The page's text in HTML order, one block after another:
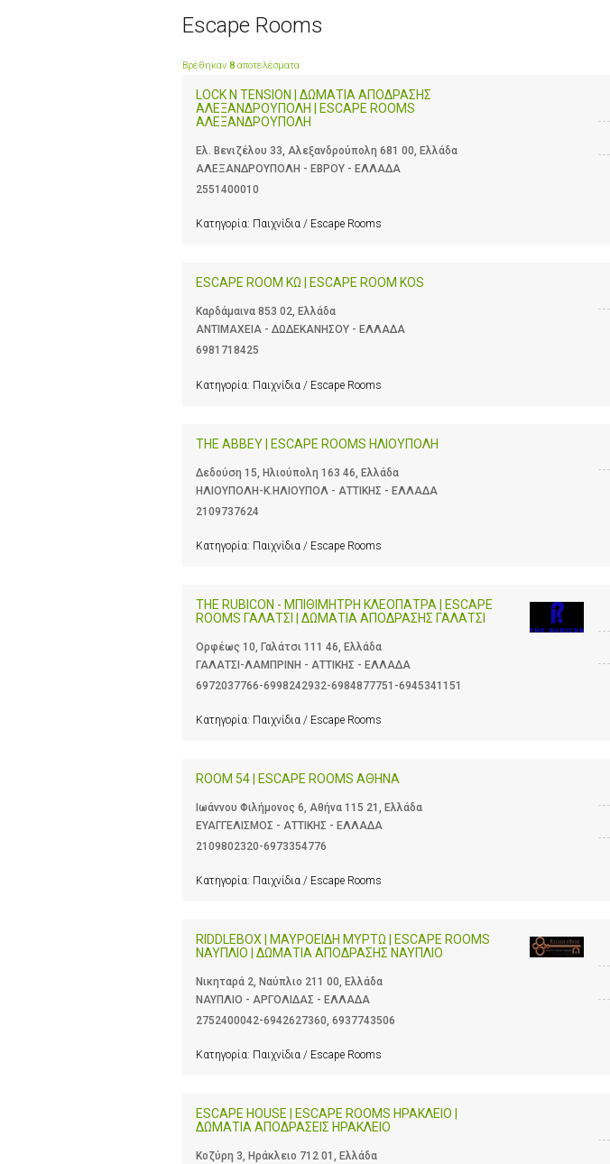
Escape Rooms
Βρέθηκαν 8 αποτελέσματα
LOCK N TENSION | ΔΩΜΑΤΙΑ ΑΠΟΔΡΑΣΗΣ
ΑΛΕΞΑΝΔΡΟΥΠΟΛΗ | ESCAPE ROOMS
ΑΛΕΞΑΝΔΡΟΥΠΟΛΗ
Ελ. Βενιζέλου 33, Αλεξανδρούπολη 681 00, Ελλάδα
ΑΛΕΞΑΝΔΡΟΥΠΟΛΗ - ΕΒΡΟΥ - ΕΛΛΑΔΑ
2551400010
Κατηγορία: Παιχνίδια / Escape Rooms
ESCAPE ROOM KΩ | ESCAPE ROOM KOS
Καρδάμαινα 853 02, Ελλάδα
ΑΝΤΙΜΑΧΕΙΑ - ΔΩΔΕΚΑΝΗΣΟΥ - ΕΛΛΑΔΑ
6981718425
Κατηγορία: Παιχνίδια / Escape Rooms
THE ABBEY | ESCAPE ROOMS ΗΛΙΟΥΠΟΛΗ
Δεδούση 15, Ηλιούπολη 163 46, Ελλάδα
ΗΛΙΟΥΠΟΛΗ-Κ.ΗΛΙΟΥΠΟΛ - ΑΤΤΙΚΗΣ - ΕΛΛΑΔΑ
2109737624
Κατηγορία: Παιχνίδια / Escape Rooms
THE RUBICON - ΜΠΙΘΙΜΗΤΡΗ ΚΛΕΟΠΑΤΡΑ | ESCAPE
ROOMS ΓΑΛΑΤΣΙ | ΔΩΜΑΤΙΑ ΑΠΟΔΡΑΣΗΣ ΓΑΛΑΤΣΙ
Ορφέως 10, Γαλάτσι 111 46, Ελλάδα
ΓΑΛΑΤΣΙ-ΛΑΜΠΡΙΝΗ - ΑΤΤΙΚΗΣ - ΕΛΛΑΔΑ
6972037766-6998242932-6984877751-6945341151
Κατηγορία: Παιχνίδια / Escape Rooms
ROOM 54 | ESCAPE ROOMS ΑΘΗΝΑ
Ιωάννου Φιλήμονος 6, Αθήνα 115 21, Ελλάδα
ΕΥΑΓΓΕΛΙΣΜΟΣ - ΑΤΤΙΚΗΣ - ΕΛΛΑΔΑ
2109802320-6973354776
Κατηγορία: Παιχνίδια / Escape Rooms
RIDDLEBOX | ΜΑΥΡΟΕΙΔΗ ΜΥΡΤΩ | ESCAPE ROOMS
ΝΑΥΠΛΙΟ | ΔΩΜΑΤΙΑ ΑΠΟΔΡΑΣΗΣ ΝΑΥΠΛΙΟ
Νικηταρά 2, Ναύπλιο 211 00, Ελλάδα
ΝΑΥΠΛΙΟ - ΑΡΓΟΛΙΔΑΣ - ΕΛΛΑΔΑ
2752400042-6942627360, 6937743506
Κατηγορία: Παιχνίδια / Escape Rooms
ESCAPE HOUSE | ESCAPE ROOMS ΗΡΑΚΛΕΙΟ |
ΔΩΜΑΤΙΑ ΑΠΟΔΡΑΣΕΙΣ ΗΡΑΚΛΕΙΟ
Κοζύρη 3, Ηράκλειο 712 01, Ελλάδα